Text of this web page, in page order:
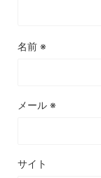
名前 ※
メール ※
サイト